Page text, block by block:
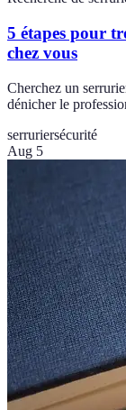
5 étapes pour
chez vous
Cherchez un
dénicher le
serruriersécurité
Aug 5